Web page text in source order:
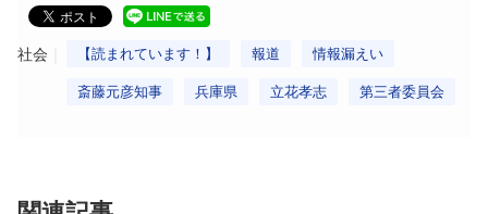
社会 【読まれています！】 報道 情報漏えい
斎藤元彦知事 兵庫県 立花孝志 第三者委員会